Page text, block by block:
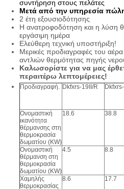
συντήρηση στους πελάτες
Μετά από την υπηρεσία
2 έτη εξουσιοδότησης
Η ανατροφοδότηση και η λύση
εργάσιμη ημέρα
Ελεύθερη τεχνική υποστήριξη!
Μερικές προδιαγραφές του
αντλιών θερμότητας πηγής
Καλωσορίστε για να μας
περαιτέρω λεπτομέρειες!
Προδιαγραφή. Dkfxrs-19II/R
Ονομαστική
ικανότητα
θέρμανσης στη
θερμοκρασία
δωματίου (KW)
18.6 38.8
Ονομαστική
θέρμανση στη
θερμοκρασία
δωματίου (KW)
4.5 8.8
Χαμηλής
θερμοκρασίας
8.6 17.7